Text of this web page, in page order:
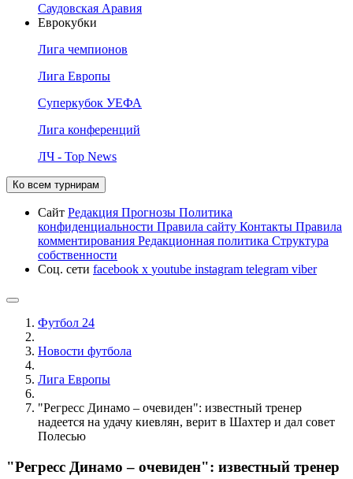
Саудовская Аравия
Еврокубки
Лига чемпионов
Лига Европы
Суперкубок УЕФА
Лига конференций
ЛЧ - Top News
Ко всем турнирам
Сайт Редакция Прогнозы Политика
конфиденциальности Правила сайту Контакты Правила
комментирования Редакционная политика Структура
собственности
Соц. сети facebook x youtube instagram telegram viber
Футбол 24
Новости футбола
Лига Европы
"Регресс Динамо – очевиден": известный тренер
надеется на удачу киевлян, верит в Шахтер и дал совет
Полесью
"Регресс Динамо – очевиден": известный тренер